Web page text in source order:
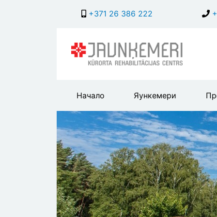
+371 26 386 222
Main
header
menu
Начало Яункемери